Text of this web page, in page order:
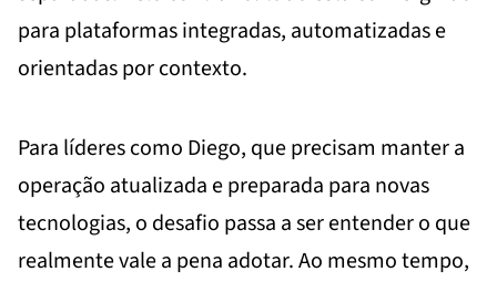
para plataformas integradas, automatizadas e
orientadas por contexto.
Para líderes como Diego, que precisam manter a
operação atualizada e preparada para novas
tecnologias, o desafio passa a ser entender o que
realmente vale a pena adotar. Ao mesmo tempo,